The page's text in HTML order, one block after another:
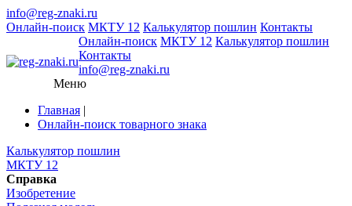
info@reg-znaki.ru
Онлайн-поиск МКТУ 12 Калькулятор пошлин Контакты
Онлайн-поиск МКТУ 12 Калькулятор пошлин
Контакты
info@reg-znaki.ru
Меню
Главная |
Онлайн-поиск товарного знака
Калькулятор пошлин
МКТУ 12
Справка
Изобретение